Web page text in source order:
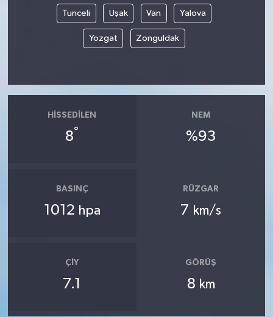
Tunceli Uşak Van Yalova
Yozgat Zonguldak
HISSEDILEN
8°
NEM
%93
BASINÇ
1012 hpa
RÜZGAR
7 km/s
ÇIY
7.1
GÖRÜŞ
8 km